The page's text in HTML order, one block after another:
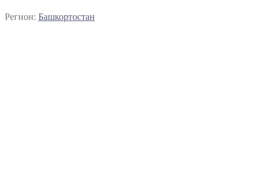
Регион: Башкортостан